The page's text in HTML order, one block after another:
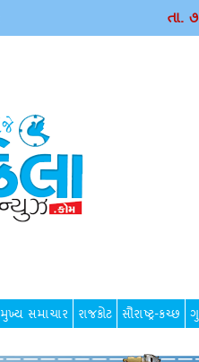
તા.
મુખ્ય સમાચાર રાજકોટ સૌરાષ્ટ્ર-કચ્છ